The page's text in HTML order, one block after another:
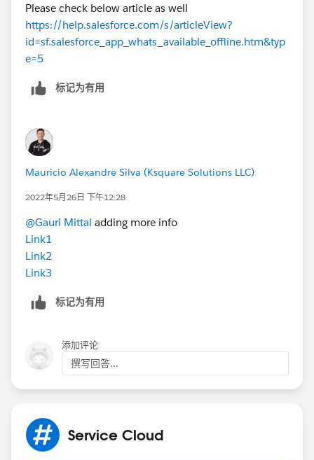
Please check below article as well
https://help.salesforce.com/s/articleView?
id=sf.salesforce_app_whats_available_offline.htm&typ
e=5
标记为有用
Mauricio Alexandre Silva (Ksquare Solutions LLC)
2022年5月26日 下午12:28
@Gauri Mittal adding more info
Link1
Link2
Link3
标记为有用
添加评论
撰写回答...
Service Cloud